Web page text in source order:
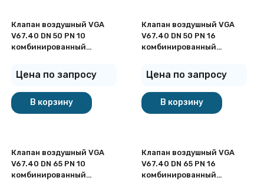
Клапан воздушный VGA
V67.40 DN 50 PN 10
комбинированный
Цена по запросу
В корзину
Клапан воздушный VGA
V67.40 DN 50 PN 16
комбинированный
Цена по запросу
В корзину
Клапан воздушный VGA
V67.40 DN 65 PN 10
комбинированный
Клапан воздушный VGA
V67.40 DN 65 PN 16
комбинированный